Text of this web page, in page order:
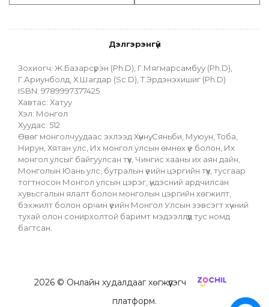
Дэлгэрэнгүй
Зохиогч: Ж.Базарсүрэн (Ph.D), Г.Мягмарсамбуу (Ph.D),
Г.Ариунболд, Х.Шагдар (Sc.D), Т.Эрдэнэхишиг (Ph.D)
ISBN: 9789997377425
Хавтас: Хатуу
Хэл: Монгол
Хуудас: 512
Өвөг монголчуудаас эхлээд Хүннү, Сяньби, Муюун, Тоба,
Нирун, Хятан улс, Их монгол улсын өмнөх үе болон, Их
монгол улсыг байгуулсан түүх, Чингис хааны их аян дайн,
Монголын Юань улс, бутралын үеийн цэргийн түүх, тусгаар
тогтносон Монгол улсын цэрэг, үндэсний ардчилсан
хувьсгалын ялалт болон монголын цэргийн хөгжилт,
бэхжилт болон орчин үеийн Монгол Улсын зэвсэгт хүчний
тухай олон сонирхолтой баримт мэдээллүүд тус номд
багтсан.
2026© Онлайн худалдааг хөгжүүлэгч
платформ.